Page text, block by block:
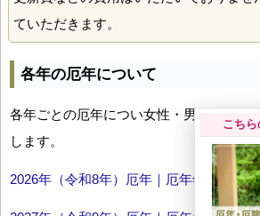
ていただきます。
各年の厄年について
各年ごとの厄年につい女性・男性の年齢
します。
2026年（令和8年）厄年｜厄年年齢早見表
こち